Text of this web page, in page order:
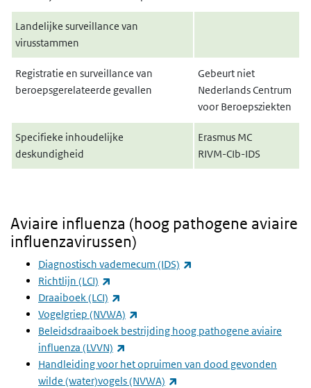
Landelijke surveillance van
virusstammen
Registratie en surveillance van
beroepsgerelateerde gevallen
Gebeurt niet
Nederlands Centrum
voor Beroepsziekten
Specifieke inhoudelijke
deskundigheid
Erasmus MC
RIVM-CIb-IDS
Aviaire influenza (hoog pathogene aviaire
influenzavirussen)
Diagnostisch vademecum (IDS)
Richtlijn (LCI)
Draaiboek (LCI)
Vogelgriep (NVWA)
Beleidsdraaiboek bestrijding hoog pathogene aviaire
influenza (LVVN)
Handleiding voor het opruimen van dood gevonden
wilde (water)vogels (NVWA)